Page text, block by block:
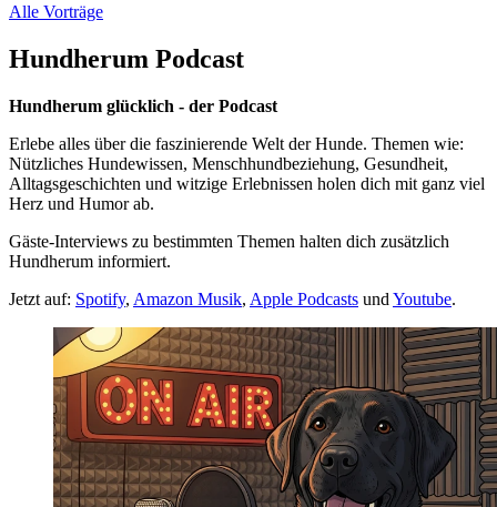
Alle Vorträge
Hundherum Podcast
Hundherum glücklich - der Podcast
Erlebe alles über die faszinierende Welt der Hunde. Themen wie:
Nützliches Hundewissen, Menschhundbeziehung, Gesundheit,
Alltagsgeschichten und witzige Erlebnissen holen dich mit ganz viel
Herz und Humor ab.
Gäste-Interviews zu bestimmten Themen halten dich zusätzlich
Hundherum informiert.
Jetzt auf: Spotify, Amazon Musik, Apple Podcasts und Youtube.